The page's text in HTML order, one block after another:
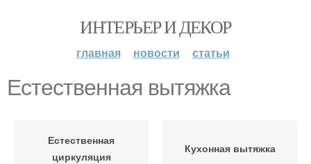
ИНТЕРЬЕР И ДЕКОР
главная новости статьи
Естественная вытяжка
Естественная
циркуляция
Кухонная вытяжка